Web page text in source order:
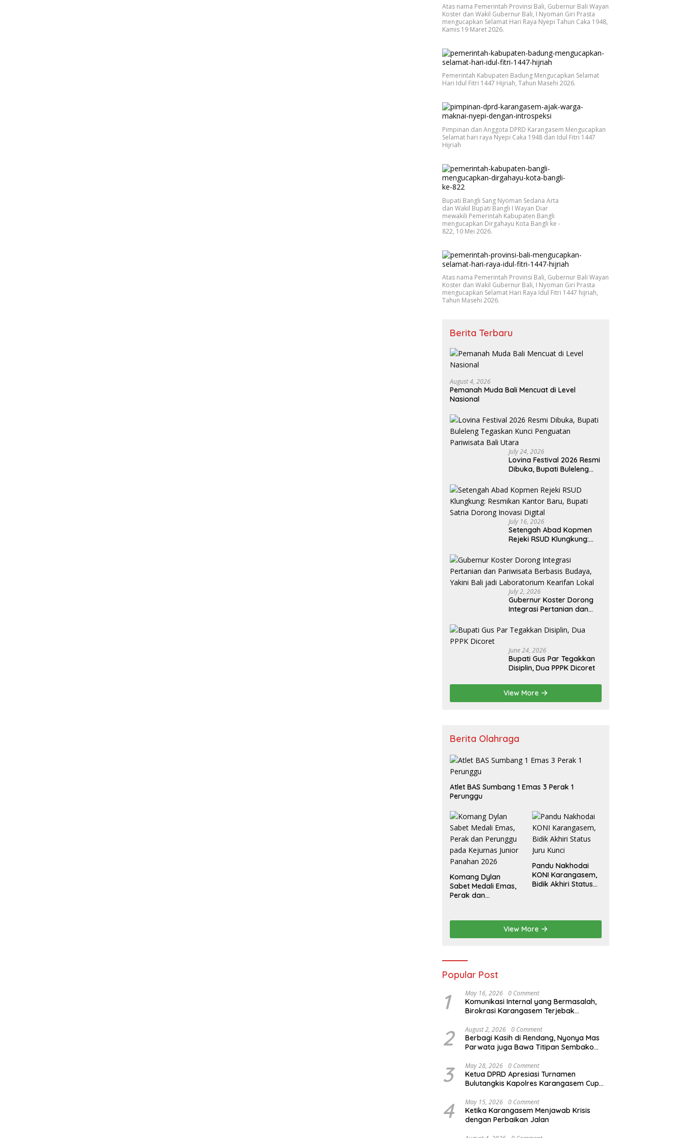
Atas nama Pemerintah Provinsi Bali, Gubernur Bali Wayan
Koster dan Wakil Gubernur Bali, I Nyoman Giri Prasta
mengucapkan Selamat Hari Raya Nyepi Tahun Caka 1948,
Kamis 19 Maret 2026.
Pemerintah Kabupaten Badung Mengucapkan Selamat
Hari Idul Fitri 1447 Hijriah, Tahun Masehi 2026.
Pimpinan dan Anggota DPRD Karangasem Mengucapkan
Selamat hari raya Nyepi Caka 1948 dan Idul Fitri 1447
Hijriah
Bupati Bangli Sang Nyoman Sedana Arta
dan Wakil Bupati Bangli I Wayan Diar
mewakili Pemerintah Kabupaten Bangli
mengucapkan Dirgahayu Kota Bangli ke -
822, 10 Mei 2026.
Atas nama Pemerintah Provinsi Bali, Gubernur Bali Wayan
Koster dan Wakil Gubernur Bali, I Nyoman Giri Prasta
mengucapkan Selamat Hari Raya Idul Fitri 1447 hijriah,
Tahun Masehi 2026.
Berita Terbaru
August 4, 2026
Pemanah Muda Bali Mencuat di Level
Nasional
July 24, 2026
Lovina Festival 2026 Resmi
Dibuka, Bupati Buleleng
Pariwisata Bali Utara
July 16, 2026
Setengah Abad Kopmen
Rejeki RSUD Klungkung:
Bupati Satria Dorong
Inovasi Digital
July 2, 2026
Gubernur Koster Dorong
Integrasi Pertanian dan
Budaya, Yakini Bali jadi
Laboratorium Kearifan
Lokal
June 24, 2026
Bupati Gus Par Tegakkan
Disiplin, Dua PPPK Dicoret
View More
Berita Olahraga
Atlet BAS Sumbang 1 Emas 3 Perak 1
Perunggu
Komang Dylan
Sabet Medali Emas,
Perak dan
Panahan 2026
Pandu Nakhodai
KONI Karangasem,
Bidik Akhiri Status
View More
Popular Post
1 May 16, 2026 0 Comment
Komunikasi Internal yang Bermasalah,
Birokrasi Karangasem Terjebak
2 August 2, 2026 0 Comment
Berbagi Kasih di Rendang, Nyonya Mas
Parwata juga Bawa Titipan Sembako
3 May 28, 2026 0 Comment
Ketua DPRD Apresiasi Turnamen
Bulutangkis Kapolres Karangasem Cup
4 May 15, 2026 0 Comment
Ketika Karangasem Menjawab Krisis
dengan Perbaikan Jalan